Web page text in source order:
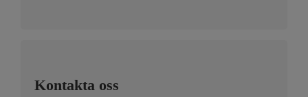
Kontakta oss